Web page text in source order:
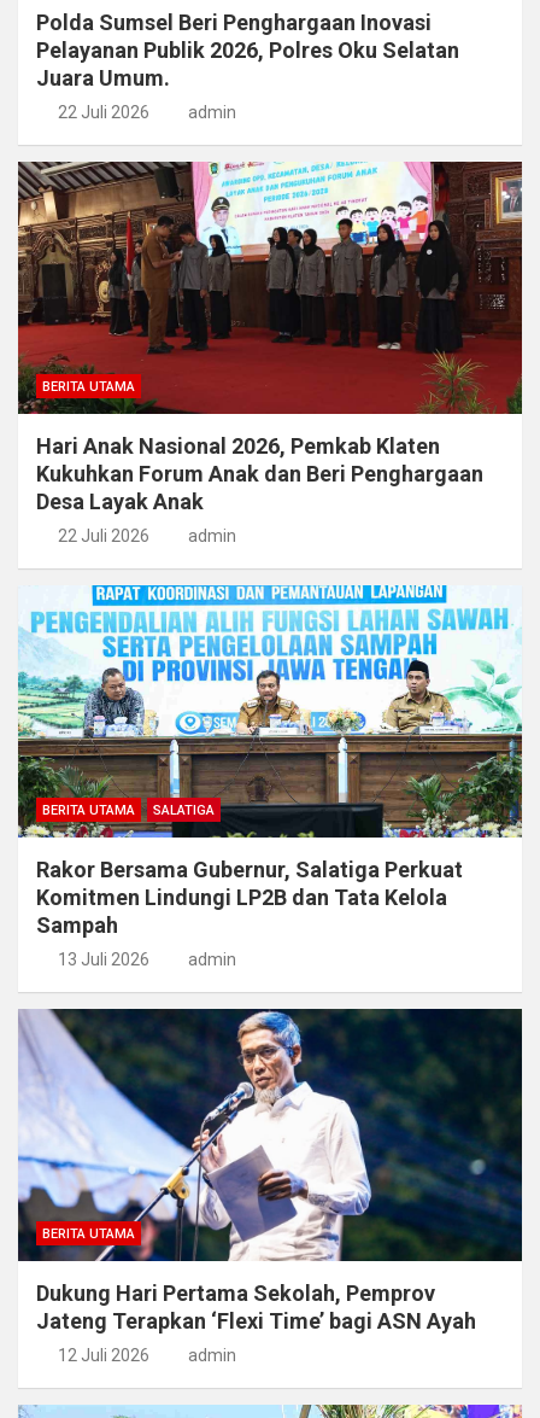
Polda Sumsel Beri Penghargaan Inovasi
Pelayanan Publik 2026, Polres Oku Selatan
Juara Umum.
22 Juli 2026 admin
BERITA UTAMA
Hari Anak Nasional 2026, Pemkab Klaten
Kukuhkan Forum Anak dan Beri Penghargaan
Desa Layak Anak
22 Juli 2026 admin
BERITA UTAMA SALATIGA
Rakor Bersama Gubernur, Salatiga Perkuat
Komitmen Lindungi LP2B dan Tata Kelola
Sampah
13 Juli 2026 admin
BERITA UTAMA
Dukung Hari Pertama Sekolah, Pemprov
Jateng Terapkan ‘Flexi Time’ bagi ASN Ayah
12 Juli 2026 admin